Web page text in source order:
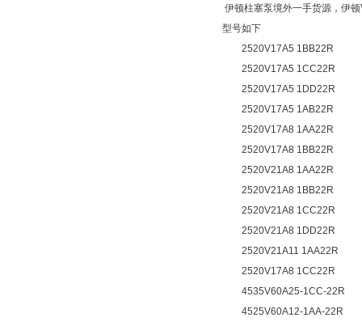
伊顿柱塞泵境外一手货源，伊
型号如下
2520V17A5 1BB22R
2520V17A5 1CC22R
2520V17A5 1DD22R
2520V17A5 1AB22R
2520V17A8 1AA22R
2520V17A8 1BB22R
2520V21A8 1AA22R
2520V21A8 1BB22R
2520V21A8 1CC22R
2520V21A8 1DD22R
2520V21A11 1AA22R
2520V17A8 1CC22R
4535V60A25-1CC-22R
4525V60A12-1AA-22R